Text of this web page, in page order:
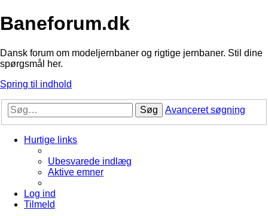
Baneforum.dk
Dansk forum om modeljernbaner og rigtige jernbaner. Stil dine
spørgsmål her.
Spring til indhold
Søg Avanceret søgning
Hurtige links
Ubesvarede indlæg
Aktive emner
Log ind
Tilmeld